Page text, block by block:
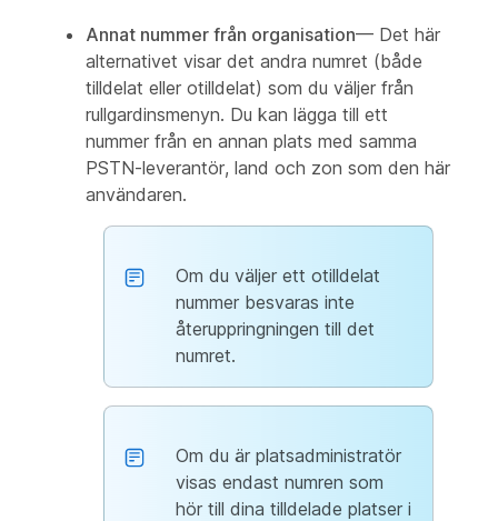
Annat nummer från organisation— Det här
alternativet visar det andra numret (både
tilldelat eller otilldelat) som du väljer från
rullgardinsmenyn. Du kan lägga till ett
nummer från en annan plats med samma
PSTN-leverantör, land och zon som den här
användaren.
Om du väljer ett otilldelat
nummer besvaras inte
återuppringningen till det
numret.
Om du är platsadministratör
visas endast numren som
hör till dina tilldelade platser i